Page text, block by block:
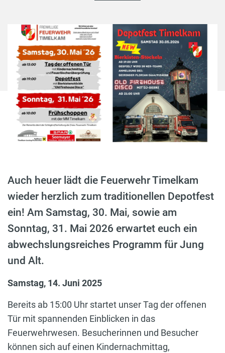
Auch heuer lädt die Feuerwehr Timelkam
wieder herzlich zum traditionellen Depotfest
ein! Am Samstag, 30. Mai, sowie am
Sonntag, 31. Mai 2026 erwartet euch ein
abwechslungsreiches Programm für Jung
und Alt.
Samstag, 14. Juni 2025
Bereits ab 15:00 Uhr startet unser Tag der offenen
Tür mit spannenden Einblicken in das
Feuerwehrwesen. Besucherinnen und Besucher
können sich auf einen Kindernachmittag,